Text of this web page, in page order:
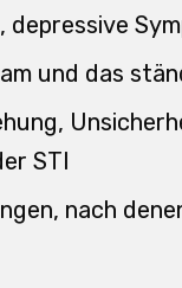
und das
STI
nach